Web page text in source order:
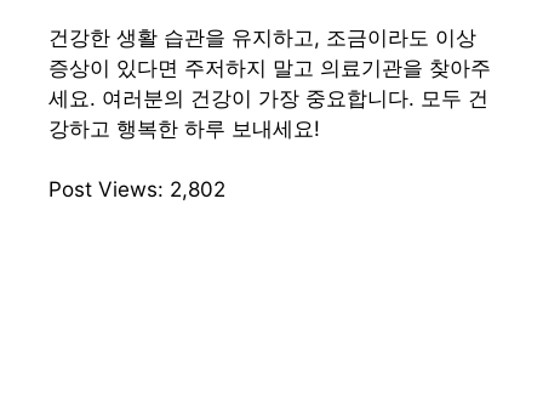
건강한 생활 습관을 유지하고, 조금이라도 이상
증상이 있다면 주저하지 말고 의료기관을 찾아주
세요. 여러분의 건강이 가장 중요합니다. 모두 건
강하고 행복한 하루 보내세요!
Post Views: 2,802